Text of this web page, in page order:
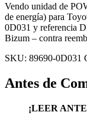
0D031
-
DENSO
283001-
TOYOTA
III
(2015-
quantity
Vendo unidad de
de energía) para
0D031 y referencia
Bizum – contra
SKU: 89690-0D031
Antes de
¡LEER